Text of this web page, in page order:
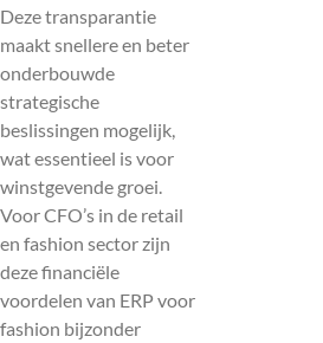
Deze transparantie
maakt snellere en beter
onderbouwde
strategische
beslissingen mogelijk,
wat essentieel is voor
winstgevende groei.
Voor CFO’s in de retail
en fashion sector zijn
deze financiële
voordelen van ERP voor
fashion bijzonder